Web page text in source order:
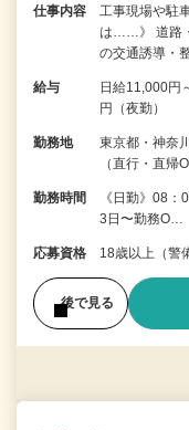
仕事内容
工事現場や駐
は……》 道路
の交通誘導・
給与
日給11,000
円（夜勤）
勤務地
東京都・神奈
（直行・直帰
勤務時間
《日勤》08
3日〜勤務O…
応募資格 18歳以上（警
後で見る